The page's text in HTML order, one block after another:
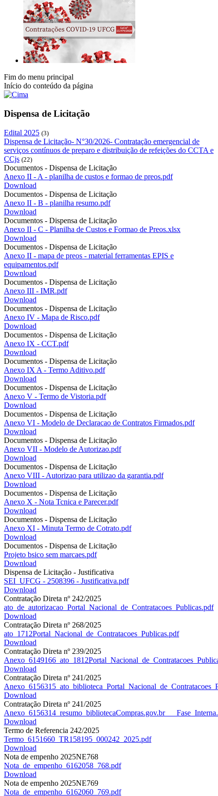
Fim do menu principal
Início do conteúdo da página
Dispensa de Licitação
Edital 2025 (3)
Dispensa de Licitação- N°30/2026- Contratação emergencial de
serviços contínuos de preparo e distribuição de refeições do CCTA e
CCjs (22)
Documentos - Dispensa de Licitação
Anexo II - A - planilha de custos e formao de preos.pdf
Download
Documentos - Dispensa de Licitação
Anexo II - B - planilha resumo.pdf
Download
Documentos - Dispensa de Licitação
Anexo II - C - Planilha de Custos e Formao de Preos.xlsx
Download
Documentos - Dispensa de Licitação
Anexo II - mapa de preos - material ferramentas EPIS e
equipamentos.pdf
Download
Documentos - Dispensa de Licitação
Anexo III - IMR.pdf
Download
Documentos - Dispensa de Licitação
Anexo IV - Mapa de Risco.pdf
Download
Documentos - Dispensa de Licitação
Anexo IX - CCT.pdf
Download
Documentos - Dispensa de Licitação
Anexo IX A - Termo Aditivo.pdf
Download
Documentos - Dispensa de Licitação
Anexo V - Termo de Vistoria.pdf
Download
Documentos - Dispensa de Licitação
Anexo VI - Modelo de Declaracao de Contratos Firmados.pdf
Download
Documentos - Dispensa de Licitação
Anexo VII - Modelo de Autorizao.pdf
Download
Documentos - Dispensa de Licitação
Anexo VIII - Autorizao para utilizao da garantia.pdf
Download
Documentos - Dispensa de Licitação
Anexo X - Nota Tcnica e Parecer.pdf
Download
Documentos - Dispensa de Licitação
Anexo XI - Minuta Termo de Cotrato.pdf
Download
Documentos - Dispensa de Licitação
Projeto bsico sem marcaes.pdf
Download
Dispensa de Licitação - Justificativa
SEI_UFCG - 2508396 - Justificativa.pdf
Download
Contratação Direta nº 242/2025
ato_de_autorizacao_Portal_Nacional_de_Contratacoes_Publicas.pdf
Download
Contratação Direta nº 268/2025
ato_1712Portal_Nacional_de_Contratacoes_Publicas.pdf
Download
Contratação Direta nº 239/2025
Download
Contratação Direta nº 241/2025
Download
Contratação Direta nº 241/2025
Download
Termo de Referencia 242/2025
Termo_6151660_TR158195_000242_2025.pdf
Download
Nota de empenho 2025NE768
Nota_de_empenho_6162058_768.pdf
Download
Nota de empenho 2025NE769
Nota_de_empenho_6162060_769.pdf